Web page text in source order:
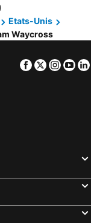
Etats-Unis
Waycross
Facebook
Twitter